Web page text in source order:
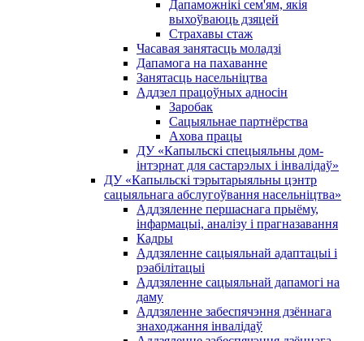
Дапаможнікі сем'ям, якія
выхоўваюць дзяцей
Страхавы стаж
Часавая занятасць моладзі
Дапамога на пахаванне
Занятасць насельніцтва
Аддзел працоўных адносін
Заробак
Сацыяльнае партнёрства
Ахова працы
ДУ «Капыльскі спецыяльны дом-
інтэрнат для састарэлых і інвалідаў»
ДУ «Капыльскі тэрытарыяльны цэнтр
сацыяльнага абслугоўвання насельніцтва»
Аддзяленне першаснага прыёму,
інфармацыі, аналізу і прагназавання
Кадры
Аддзяленне сацыяльнай адаптацыі і
рэабілітацыі
Аддзяленне сацыяльнай дапамогі на
даму
Аддзяленне забеспячэння дзённага
знаходжання інвалідаў